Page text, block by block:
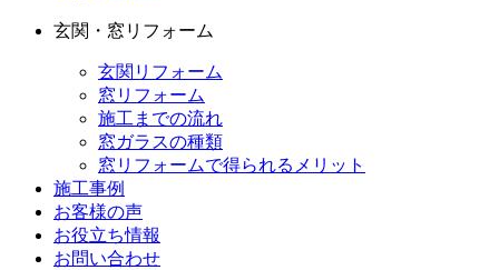
玄関・窓リフォーム
玄関リフォーム
窓リフォーム
施工までの流れ
窓ガラスの種類
窓リフォームで得られるメリット
施工事例
お客様の声
お役立ち情報
お問い合わせ